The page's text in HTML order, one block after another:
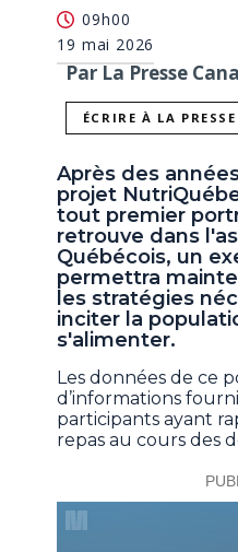
09h00
19 mai 2026
Par La Presse
ÉCRIRE À LA
Après des
projet
tout premier
retrouve dans
Québécois, un
permettra
les stratégies
inciter la
s'alimenter.
Les données de ce
d’informations
participants ayant
repas au cours des